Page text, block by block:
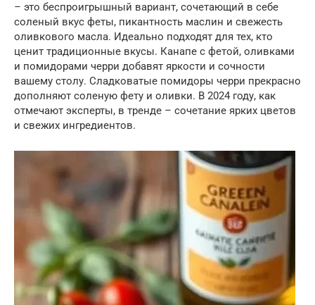
– это беспроигрышный вариант, сочетающий в себе
соленый вкус феты, пикантность маслин и свежесть
оливкового масла. Идеально подходят для тех, кто
ценит традиционные вкусы. Канапе с фетой, оливками
и помидорами черри добавят яркости и сочности
вашему столу. Сладковатые помидоры черри прекрасно
дополняют соленую фету и оливки. В 2024 году, как
отмечают эксперты, в тренде – сочетание ярких цветов
и свежих ингредиентов.